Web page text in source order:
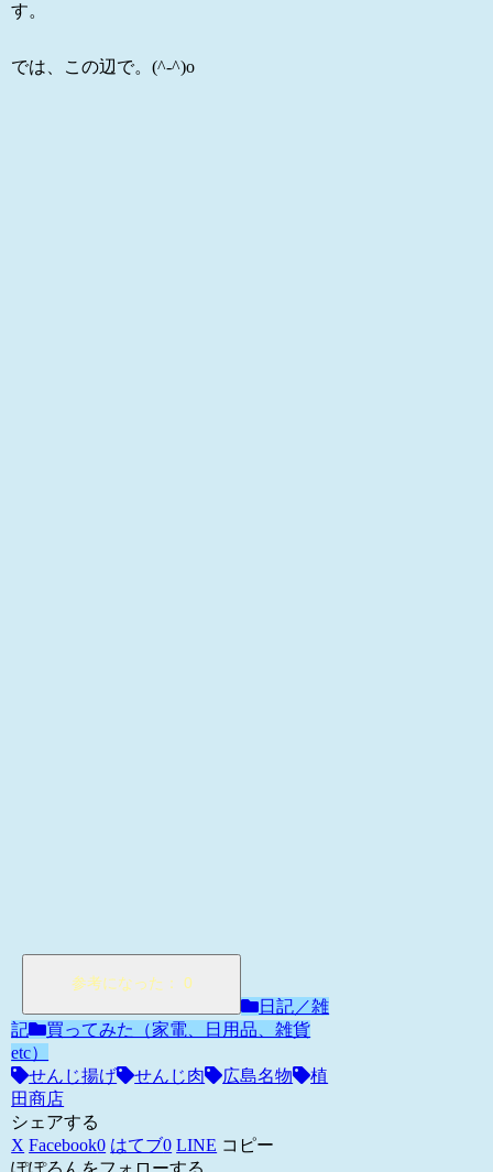
す。
では、この辺で。(^-^)o
日記／雑
記
買ってみた（家電、日用品、雑貨
etc）
せんじ揚げ
せんじ肉 広島名物
植
田商店
シェアする
X Facebook0 はてブ0 LINE コピー
ぽぽろんをフォローする